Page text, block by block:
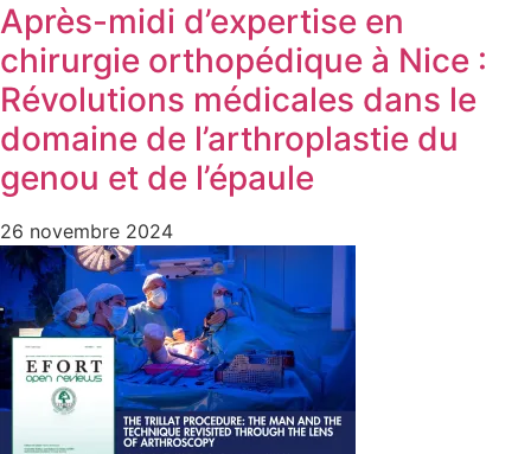
Après-midi d’expertise en
chirurgie orthopédique à Nice :
Révolutions médicales dans le
domaine de l’arthroplastie du
genou et de l’épaule
26 novembre 2024